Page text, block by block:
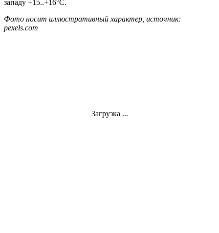
западу +15..+16°С.
Фото носит иллюстративный характер, источник:
pexels.com
Загрузка ...